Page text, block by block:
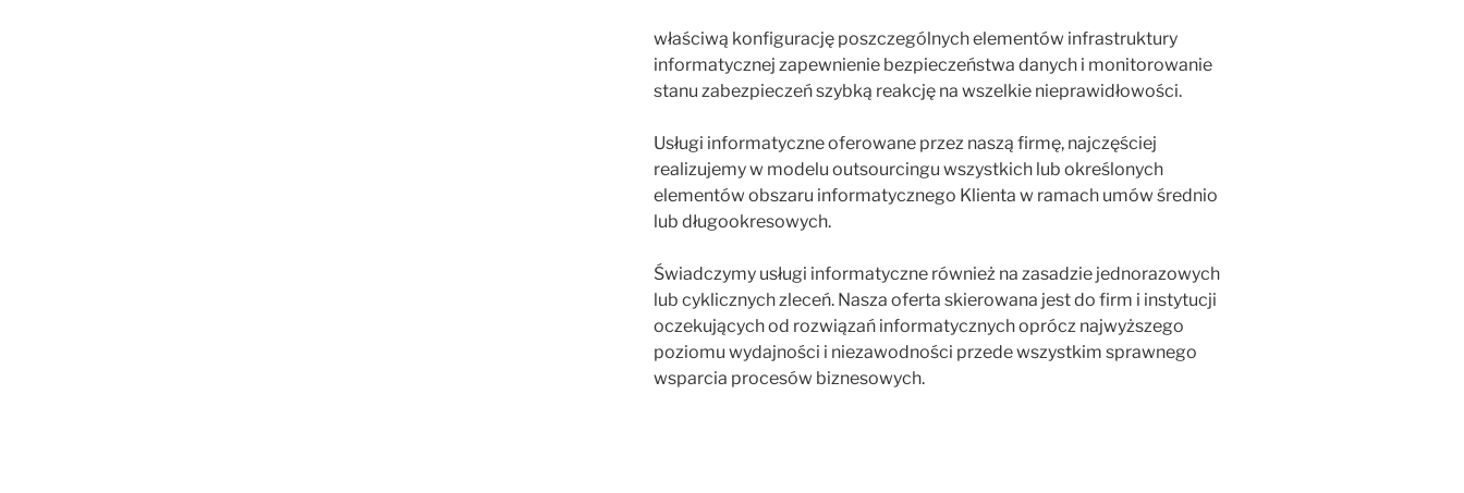
właściwą konfigurację poszczególnych elementów infrastruktury
informatycznej zapewnienie bezpieczeństwa danych i monitorowanie
stanu zabezpieczeń szybką reakcję na wszelkie nieprawidłowości.
Usługi informatyczne oferowane przez naszą firmę, najczęściej
realizujemy w modelu outsourcingu wszystkich lub określonych
elementów obszaru informatycznego Klienta w ramach umów średnio
lub długookresowych.
Świadczymy usługi informatyczne również na zasadzie jednorazowych
lub cyklicznych zleceń. Nasza oferta skierowana jest do firm i instytucji
oczekujących od rozwiązań informatycznych oprócz najwyższego
poziomu wydajności i niezawodności przede wszystkim sprawnego
wsparcia procesów biznesowych.